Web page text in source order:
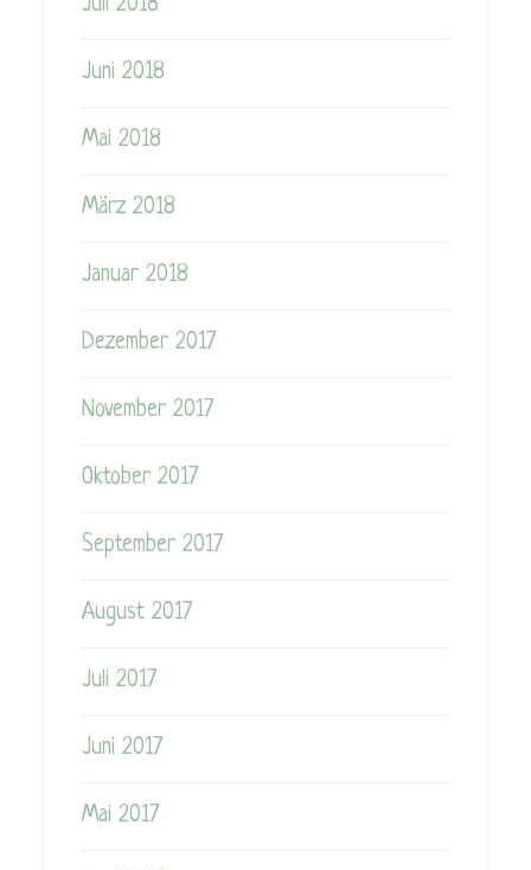
Juli 2018
Juni 2018
Mai 2018
März 2018
Januar 2018
Dezember 2017
November 2017
Oktober 2017
September 2017
August 2017
Juli 2017
Juni 2017
Mai 2017